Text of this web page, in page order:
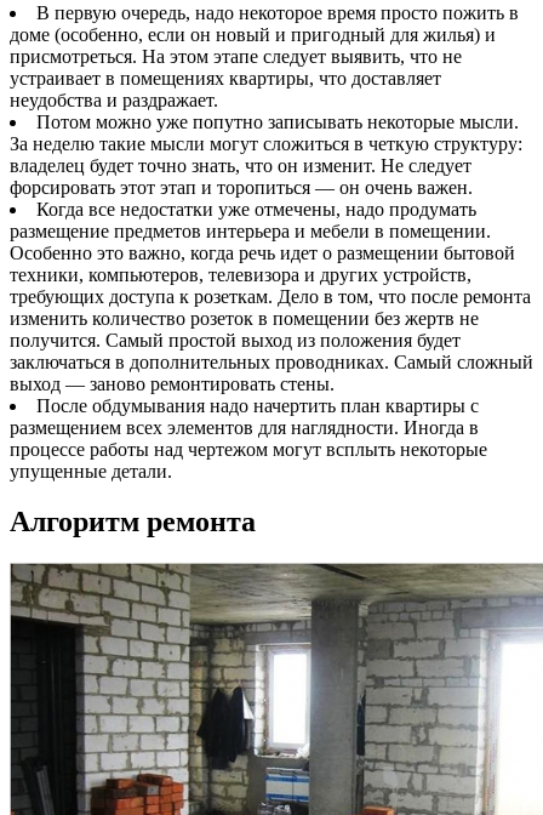
В первую очередь, надо некоторое время просто пожить в
доме (особенно, если он новый и пригодный для жилья) и
присмотреться. На этом этапе следует выявить, что не
устраивает в помещениях квартиры, что доставляет
неудобства и раздражает.
Потом можно уже попутно записывать некоторые мысли.
За неделю такие мысли могут сложиться в четкую структуру:
владелец будет точно знать, что он изменит. Не следует
форсировать этот этап и торопиться — он очень важен.
Когда все недостатки уже отмечены, надо продумать
размещение предметов интерьера и мебели в помещении.
Особенно это важно, когда речь идет о размещении бытовой
техники, компьютеров, телевизора и других устройств,
требующих доступа к розеткам. Дело в том, что после ремонта
изменить количество розеток в помещении без жертв не
получится. Самый простой выход из положения будет
заключаться в дополнительных проводниках. Самый сложный
выход — заново ремонтировать стены.
После обдумывания надо начертить план квартиры с
размещением всех элементов для наглядности. Иногда в
процессе работы над чертежом могут всплыть некоторые
упущенные детали.
Алгоритм ремонта